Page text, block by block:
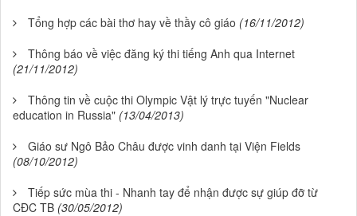
Tổng hợp các bài thơ hay về thầy cô giáo (16/11/2012)
Thông báo về việc đăng ký thi tiếng Anh qua Internet
(21/11/2012)
Thông tin về cuộc thi Olympic Vật lý trực tuyến "Nuclear
education in Russia" (13/04/2013)
Giáo sư Ngô Bảo Châu được vinh danh tại Viện Fields
(08/10/2012)
Tiếp sức mùa thi - Nhanh tay để nhận được sự giúp đỡ từ
CĐC TB (30/05/2012)